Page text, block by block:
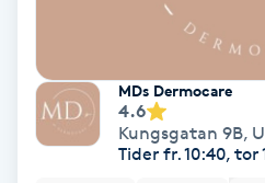
Hot yoga
MDs Dermocare
4.6
Kungsgatan 9B,
Tider fr. 10:40, tor